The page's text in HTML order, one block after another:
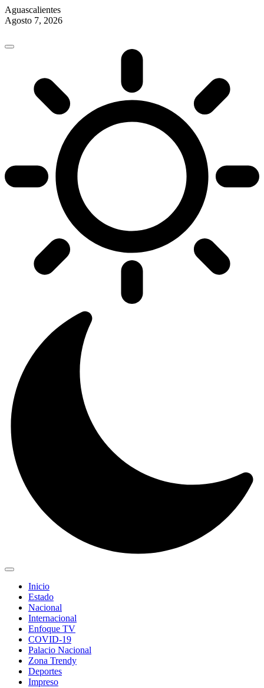
Aguascalientes
Agosto 7, 2026
content
Inicio
Estado
Nacional
Internacional
Enfoque TV
COVID-19
Palacio Nacional
Zona Trendy
Deportes
Impreso